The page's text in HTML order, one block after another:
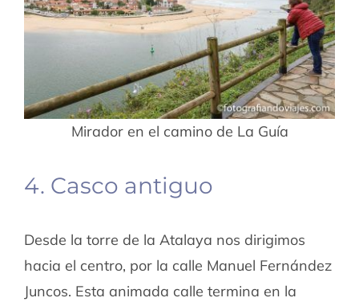
Mirador en el camino de La Guía
4. Casco antiguo
Desde la torre de la Atalaya nos dirigimos
hacia el centro, por la calle Manuel Fernández
Juncos. Esta animada calle termina en la